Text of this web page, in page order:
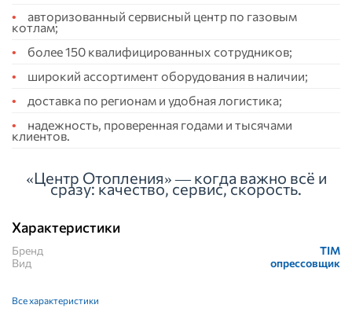
авторизованный сервисный центр по газовым
котлам;
более 150 квалифицированных сотрудников;
широкий ассортимент оборудования в наличии;
доставка по регионам и удобная логистика;
надежность, проверенная годами и тысячами
клиентов.
«Центр Отопления» — когда важно всё и
сразу: качество, сервис, скорость.
Характеристики
Бренд
TIM
Вид
опрессовщик
Все характеристики